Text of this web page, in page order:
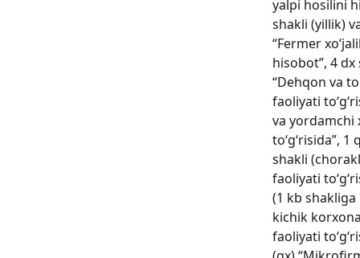
yalpi hosilini
shakli (yillik)
“Fermer
hisobot”, 4
“Dehqon va
faoliyati
va yordamchi
to‘g‘risida”,
shakli
faoliyati
(1 kb
kichik
faoliyati